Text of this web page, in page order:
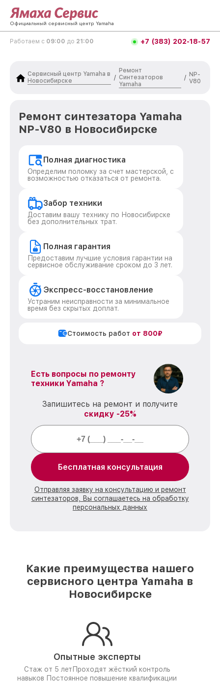
Официальный сервисный центр Yamaha
Работаем с 09:00 до 21:00 +7 (383) 202-18-57
Сервисный центр Yamaha в
Новосибирске
/
Ремонт
Синтезаторов
Yamaha
/ NP-
V80
Ремонт синтезатора Yamaha
NP-V80 в Новосибирске
Полная диагностика
Определим поломку за счет мастерской, с
возможностью отказаться от ремонта.
Забор техники
Доставим вашу технику по Новосибирске
без дополнительных трат.
Полная гарантия
Предоставим лучшие условия гарантии на
сервисное обслуживание сроком до 3 лет.
Экспресс-восстановление
Устраним неисправности за минимальное
время без скрытых доплат.
Стоимость работ от 800₽
Есть вопросы по ремонту
техники Yamaha ?
Запишитесь на ремонт и получите
скидку -25%
Бесплатная консультация
Отправляя заявку на консультацию и ремонт
синтезаторов, Вы соглашаетесь на обработку
персональных данных
Какие преимущества нашего
сервисного центра Yamaha в
Новосибирске
Опытные эксперты
Стаж от 5 лет Проходят жёсткий контроль
навыков Постоянное повышение квалификации